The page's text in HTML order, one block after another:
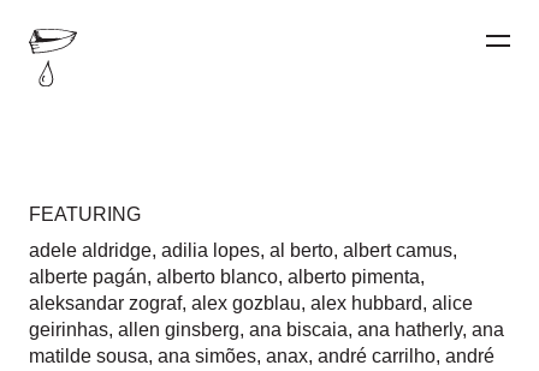
FEATURING
adele aldridge, adilia lopes, al berto, albert camus,
alberte pagán, alberto blanco, alberto pimenta,
aleksandar zograf, alex gozblau, alex hubbard, alice
geirinhas, allen ginsberg, ana biscaia, ana hatherly, ana
matilde sousa, ana simões, anax, andré carrilho, andré